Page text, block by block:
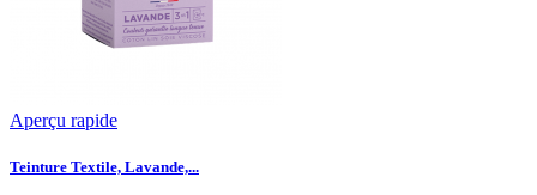
Aperçu rapide
Teinture Textile, Lavande,...